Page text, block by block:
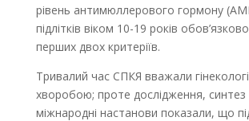
рівень антимюллерового гормону
підлітків віком 10-19 років
перших двох критеріїв.
Тривалий час СПКЯ вважали
хворобою; проте дослідження, синтез
міжнародні настанови показали, що